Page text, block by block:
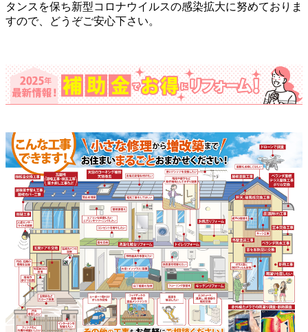
タンスを保ち新型コロナウイルスの感染拡大に努めておりま
すので、どうぞご安心下さい。